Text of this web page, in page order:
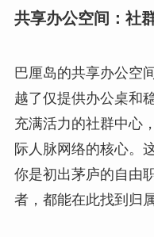
共享办公空间：社
巴厘岛的共享办公空
越了仅提供办公桌和
充满活力的社群中心
际人脉网络的核心。
你是初出茅庐的自由
者，都能在此找到归属